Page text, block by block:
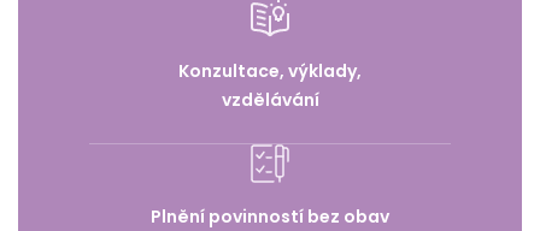
Konzultace, výklady,
vzdělávání
Plnění povinností bez obav